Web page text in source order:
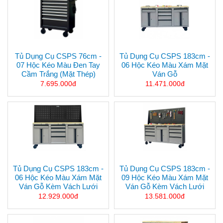
Tủ Dụng Cụ CSPS 76cm -
07 Hộc Kéo Màu Đen Tay
Cầm Trắng (mặt Thép)
7.695.000đ
Tủ Dụng Cụ CSPS 183cm -
06 Hộc Kéo Màu Xám Mặt
Ván Gỗ
11.471.000đ
Tủ Dụng Cụ CSPS 183cm -
06 Hộc Kéo Màu Xám Mặt
Ván Gỗ Kèm Vách Lưới
12.929.000đ
Tủ Dụng Cụ CSPS 183cm -
09 Hộc Kéo Màu Xám Mặt
Ván Gỗ Kèm Vách Lưới
13.581.000đ